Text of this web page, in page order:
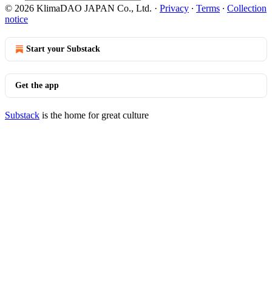
© 2026 KlimaDAO JAPAN Co., Ltd. · Privacy ∙ Terms ∙ Collection
notice
Start your Substack
Get the app
Substack is the home for great culture